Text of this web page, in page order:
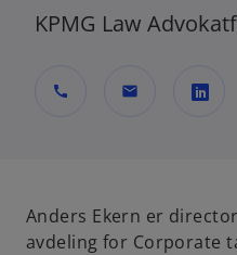
KPMG Law
call mail
n
s
Anders Ekern er
avdeling for Corporate